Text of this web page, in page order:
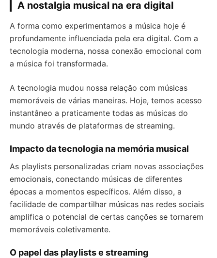
A nostalgia musical na era digital
A forma como experimentamos a música hoje é
profundamente influenciada pela era digital. Com a
tecnologia moderna, nossa conexão emocional com
a música foi transformada.
A tecnologia mudou nossa relação com músicas
memoráveis de várias maneiras. Hoje, temos acesso
instantâneo a praticamente todas as músicas do
mundo através de plataformas de streaming.
Impacto da tecnologia na memória musical
As playlists personalizadas criam novas associações
emocionais, conectando músicas de diferentes
épocas a momentos específicos. Além disso, a
facilidade de compartilhar músicas nas redes sociais
amplifica o potencial de certas canções se tornarem
memoráveis coletivamente.
O papel das playlists e streaming